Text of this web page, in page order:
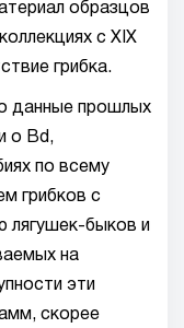
образцов
с XIX
грибка.
данные прошлых
о Bd,
по всему
грибков с
лягушек-быков и
на
эти
скорее